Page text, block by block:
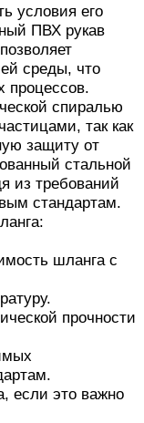
условия его
ПВХ рукав
среды, что
процессов.
спиралью
так как
защиту от
стальной
из требований
стандартам.
шланга с
прочности
если это важно